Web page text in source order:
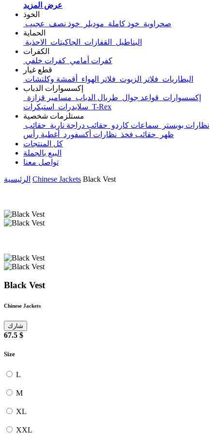
عرض المزيد
الخوذ
صحراوية خوذ كاملة موديلر خوذ نصف
عجيب
الحماية
البناطيل
القفازات الجاكيتات
الاحذية
الكفرات
كفرات أمامي كفرات خلفي
قطع غيار
البطاريات فلاتر الزيوت فلاتر الهواء
أقمشة وكلتشات
إكسسوارات الدباب
إكسسوارات قواعد جوال طربال الدباب مسامير قزازة
سلايدرات T-Rex
مستلزمات شخصية
نظارات بوبستر
سماعات كاردو حقائب دراجة نارية حقائب
ظهر
حقائب فخذ نظارات أكسفورد
أغطية رأس
كل المنتجات
البيع بالجملة
تواصل معنا
الرئيسية Chinese Jackets Black Vest
Black Vest
Chinese Jackets
شارك
67.5 $
Size
L
M
XL
XXL